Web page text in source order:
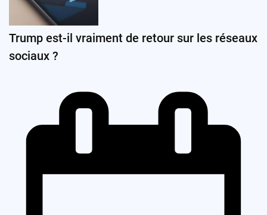
Trump est-il vraiment de retour sur les réseaux
sociaux ?